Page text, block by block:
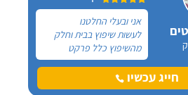
אני ובעלי החלטנו
לעשות שיפוץ בבית וחלק
מהשיפוץ כלל פרקט
למינציה שיותקן מעל
הריצוף (הישן) הקיים. קנינו
את הפרקט מחנות חיצונית
חייג עכשיו